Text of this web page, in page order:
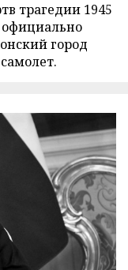
трагедии 1945
официально
город